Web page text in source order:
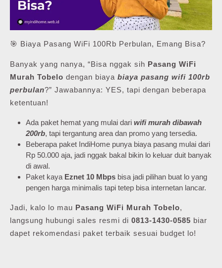
🎯 Biaya Pasang WiFi 100Rb Perbulan, Emang Bisa?
Banyak yang nanya, “Bisa nggak sih Pasang WiFi
Murah Tobelo dengan biaya biaya pasang wifi 100rb
perbulan?” Jawabannya: YES, tapi dengan beberapa
ketentuan!
Ada paket hemat yang mulai dari wifi murah dibawah
200rb, tapi tergantung area dan promo yang tersedia.
Beberapa paket IndiHome punya biaya pasang mulai dari
Rp 50.000 aja, jadi nggak bakal bikin lo keluar duit banyak
di awal.
Paket kaya Eznet 10 Mbps bisa jadi pilihan buat lo yang
pengen harga minimalis tapi tetep bisa internetan lancar.
Jadi, kalo lo mau Pasang WiFi Murah Tobelo,
langsung hubungi sales resmi di 0813-1430-0585 biar
dapet rekomendasi paket terbaik sesuai budget lo!